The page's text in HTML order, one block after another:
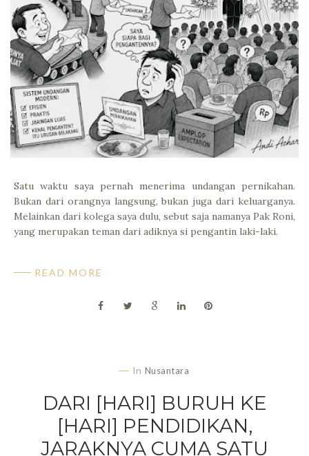
Satu waktu saya pernah menerima undangan pernikahan.
Bukan dari orangnya langsung, bukan juga dari keluarganya.
Melainkan dari kolega saya dulu, sebut saja namanya Pak Roni,
yang merupakan teman dari adiknya si pengantin laki-laki.
READ MORE
In Nusantara
DARI [HARI] BURUH KE
[HARI] PENDIDIKAN,
JARAKNYA CUMA SATU